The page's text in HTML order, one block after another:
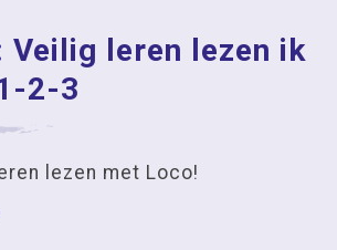
Veilig leren lezen ik
2-3
lezen met Loco!